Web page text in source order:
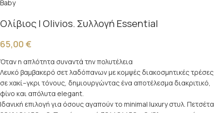
Ολίβιος | Olivios. Συλλογή Essential
65,00 €
Όταν η απλότητα συναντά την πολυτέλεια
Λευκό βαμβακερό σετ λαδόπανων με κομψές διακοσμητικές τρέσες
σε χακί–γκρι τόνους, δημιουργώντας ένα αποτέλεσμα διακριτικό,
φίνο και απόλυτα elegant.
Ιδανική επιλογή για όσους αγαπούν το minimal luxury στυλ. Πετσέτα